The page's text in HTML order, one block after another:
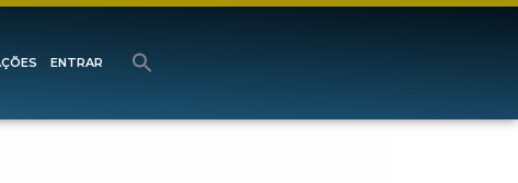
ENTRAR